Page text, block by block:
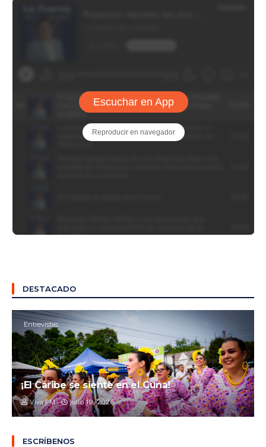
DESTACADO
Entrevistas
¡El Caribe se siente en el Cuna!
Viva FM julio 19, 2026
ESCRÍBENOS